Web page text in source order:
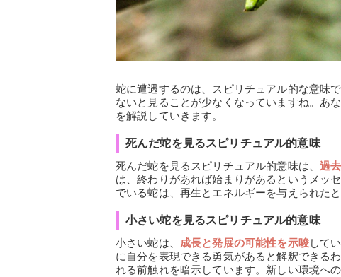
蛇に遭遇するのは、スピリチュアル的な意味
ないと見ることが少なくなっていますね。あ
を解説していきます。
死んだ蛇を見るスピリチュアル的意味
死んだ蛇を見るスピリチュアル的意味は、過
は、終わりがあれば始まりがあるというメッ
でいる蛇は、再生とエネルギーを与えられた
小さい蛇を見るスピリチュアル的意味
小さい蛇は、 成長と発展の可能性を示唆して
に自分を表現できる勇気があると解釈できる
れる前触れを暗示しています。新しい環境へ